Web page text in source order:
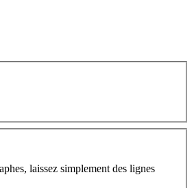
laissez simplement des lignes